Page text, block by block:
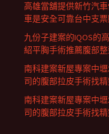
高雄當舖提供新竹汽
車是安全可靠台中支
九份子建案的IQOS的
紹平胸手術推薦腹部
南科建案新屋專案中
司的腹部拉皮手術找
南科建案新屋專案中
司的腹部拉皮手術找